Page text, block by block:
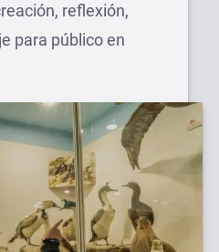
reflexión,
para público en